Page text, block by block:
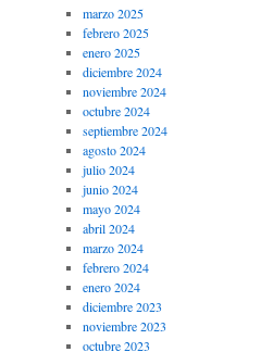
marzo 2025
febrero 2025
enero 2025
diciembre 2024
noviembre 2024
octubre 2024
septiembre 2024
agosto 2024
julio 2024
junio 2024
mayo 2024
abril 2024
marzo 2024
febrero 2024
enero 2024
diciembre 2023
noviembre 2023
octubre 2023